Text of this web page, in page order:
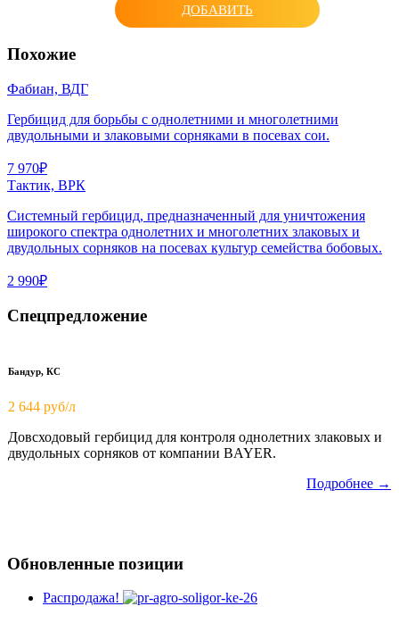
ДОБАВИТЬ
Похожие
Фабиан, ВДГ
Гербицид для борьбы с однолетними и многолетними
двудольными и злаковыми сорняками в посевах сои.
7 970₽
Тактик, ВРК
Системный гербицид, предназначенный для уничтожения
широкого спектра однолетних и многолетних злаковых и
двудольных сорняков на посевах культур семейства бобовых.
2 990₽
Спецпредложение
Бандур, КС
2 644 руб/л
Довсходовый гербицид для контроля однолетних злаковых и
двудольных сорняков от компании BAYER.
Подробнее →
Обновленные позиции
Распродажа!